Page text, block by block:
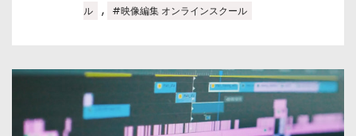
ル
, #映像編集 オンラインスクール